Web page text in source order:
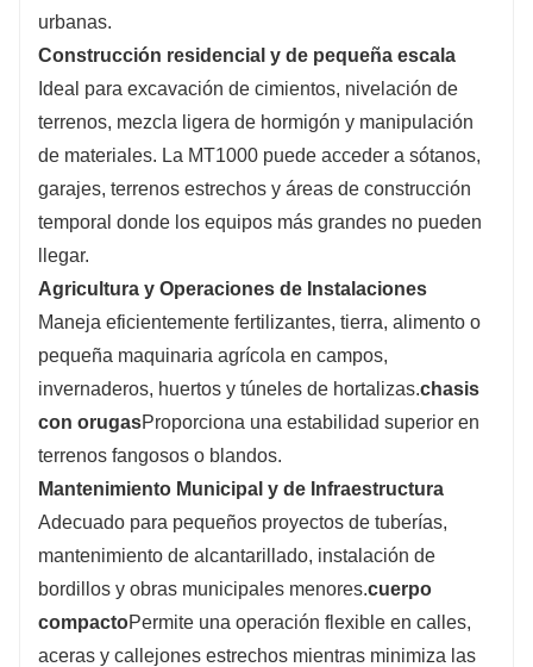
urbanas.
Construcción residencial y de pequeña escala
Ideal para excavación de cimientos, nivelación de
terrenos, mezcla ligera de hormigón y manipulación
de materiales. La MT1000 puede acceder a sótanos,
garajes, terrenos estrechos y áreas de construcción
temporal donde los equipos más grandes no pueden
llegar.
Agricultura y Operaciones de Instalaciones
Maneja eficientemente fertilizantes, tierra, alimento o
pequeña maquinaria agrícola en campos,
invernaderos, huertos y túneles de hortalizas.chasis
con orugasProporciona una estabilidad superior en
terrenos fangosos o blandos.
Mantenimiento Municipal y de Infraestructura
Adecuado para pequeños proyectos de tuberías,
mantenimiento de alcantarillado, instalación de
bordillos y obras municipales menores.cuerpo
compactoPermite una operación flexible en calles,
aceras y callejones estrechos mientras minimiza las